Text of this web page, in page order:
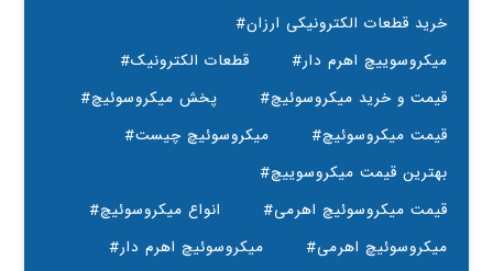
#خرید قطعات الکترونیکی ارزان
#میکروسوییچ اهرم دار
#قطعات الکترونیک
#قیمت و خرید میکروسوئیچ
#پخش میکروسوئیچ
#قیمت میکروسوئیچ
#میکروسوئیچ چیست
#بهترین قیمت میکروسوییچ
#قیمت میکروسوئیچ اهرمی
#انواع میکروسوئیچ
#میکروسوئیچ اهرمی
#میکروسوئیچ اهرم دار